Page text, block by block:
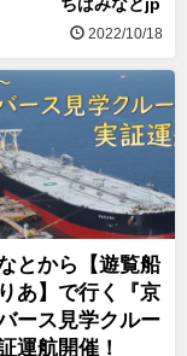
ちばみなとjp
2022/10/18
とから【遊覧船
あ】で行く『京
ース見学クルー
運航開催！